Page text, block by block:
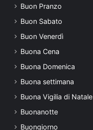
Buon Pranzo
Buon Sabato
Buon Venerdì
Buona Cena
Buona Domenica
Buona settimana
Buona Vigilia di Natale
Buonanotte
Buongiorno